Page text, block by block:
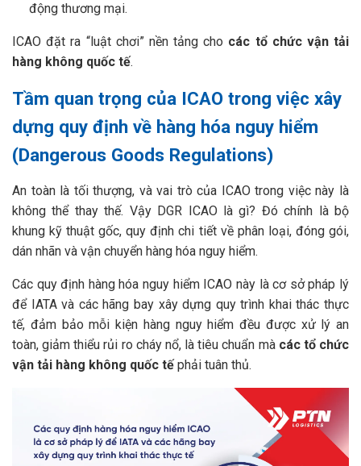
động thương mại.
ICAO đặt ra “luật chơi” nền tảng cho các tổ chức vận tải
hàng không quốc tế.
Tầm quan trọng của ICAO trong việc xây
dựng quy định về hàng hóa nguy hiểm
(Dangerous Goods Regulations)
An toàn là tối thượng, và vai trò của ICAO trong việc này là
không thể thay thế. Vậy DGR ICAO là gì? Đó chính là bộ
khung kỹ thuật gốc, quy định chi tiết về phân loại, đóng gói,
dán nhãn và vận chuyển hàng hóa nguy hiểm.
Các quy định hàng hóa nguy hiểm ICAO này là cơ sở pháp lý
để IATA và các hãng bay xây dựng quy trình khai thác thực
tế, đảm bảo mỗi kiện hàng nguy hiểm đều được xử lý an
toàn, giảm thiểu rủi ro cháy nổ, là tiêu chuẩn mà các tổ chức
vận tải hàng không quốc tếphải tuân thủ.